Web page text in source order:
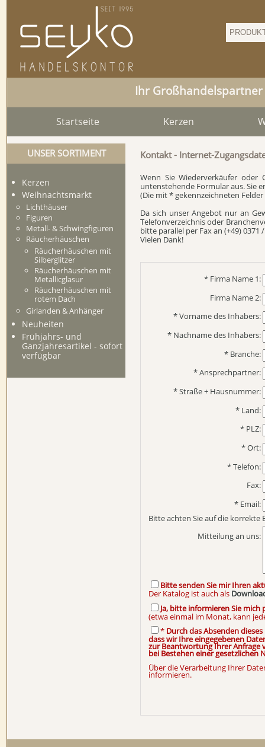
Ihr
Startseite Kerzen
Kontakt - Internet-
Wenn Sie Wiederverkäufer
untenstehende Formular aus. Sie
(Die mit * gekennzeichneten
Da sich unser Angebot nur an
Telefonverzeichnis oder
bitte parallel per Fax an (+49) 0371
Vielen Dank!
* Firma Name 1:
Firma Name 2:
* Vorname des Inhabers:
* Nachname des Inhabers:
* Branche:
* Ansprechpartner:
* Straße + Hausnummer:
* Land:
* PLZ:
* Ort:
* Telefon:
Fax:
* Email:
Bitte achten Sie auf die korrekte
Mitteilung an uns:
Bitte senden Sie mir Ihren
Der Katalog ist auch als
Ja, bitte informieren Sie
(etwa einmal im Monat, kann
* Durch das Absenden
dass wir Ihre eingegebenen
zur Beantwortung Ihrer Anfrage
bei Bestehen einer gesetzlichen
Über die Verarbeitung Ihrer
informieren.
UNSER SORTIMENT
Kerzen
Weihnachtsmarkt
Lichthäuser
Figuren
Metall- & Schwingfiguren
Räucherhäuschen
Räucherhäuschen mit
Silberglitzer
Räucherhäuschen mit
Metallicglasur
Räucherhäuschen mit
rotem Dach
Girlanden & Anhänger
Neuheiten
Frühjahrs- und
Ganzjahresartikel - sofort
verfügbar